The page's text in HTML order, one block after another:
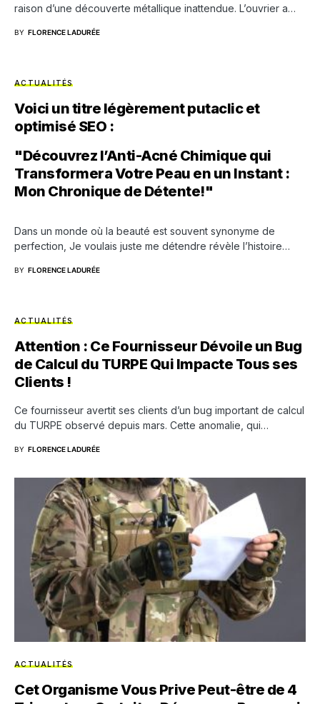
raison d’une découverte métallique inattendue. L’ouvrier a…
BY FLORENCE LADURÉE
ACTUALITÉS
Voici un titre légèrement putaclic et
optimisé SEO :
"Découvrez l’Anti-Acné Chimique qui
Transformera Votre Peau en un Instant :
Mon Chronique de Détente!"
Dans un monde où la beauté est souvent synonyme de
perfection, Je voulais juste me détendre révèle l’histoire…
BY FLORENCE LADURÉE
ACTUALITÉS
Attention : Ce Fournisseur Dévoile un Bug
de Calcul du TURPE Qui Impacte Tous ses
Clients !
Ce fournisseur avertit ses clients d’un bug important de calcul
du TURPE observé depuis mars. Cette anomalie, qui…
BY FLORENCE LADURÉE
ACTUALITÉS
Cet Organisme Vous Prive Peut-être de 4